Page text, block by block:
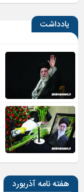
یادداشت
هفته نامه آذریورد